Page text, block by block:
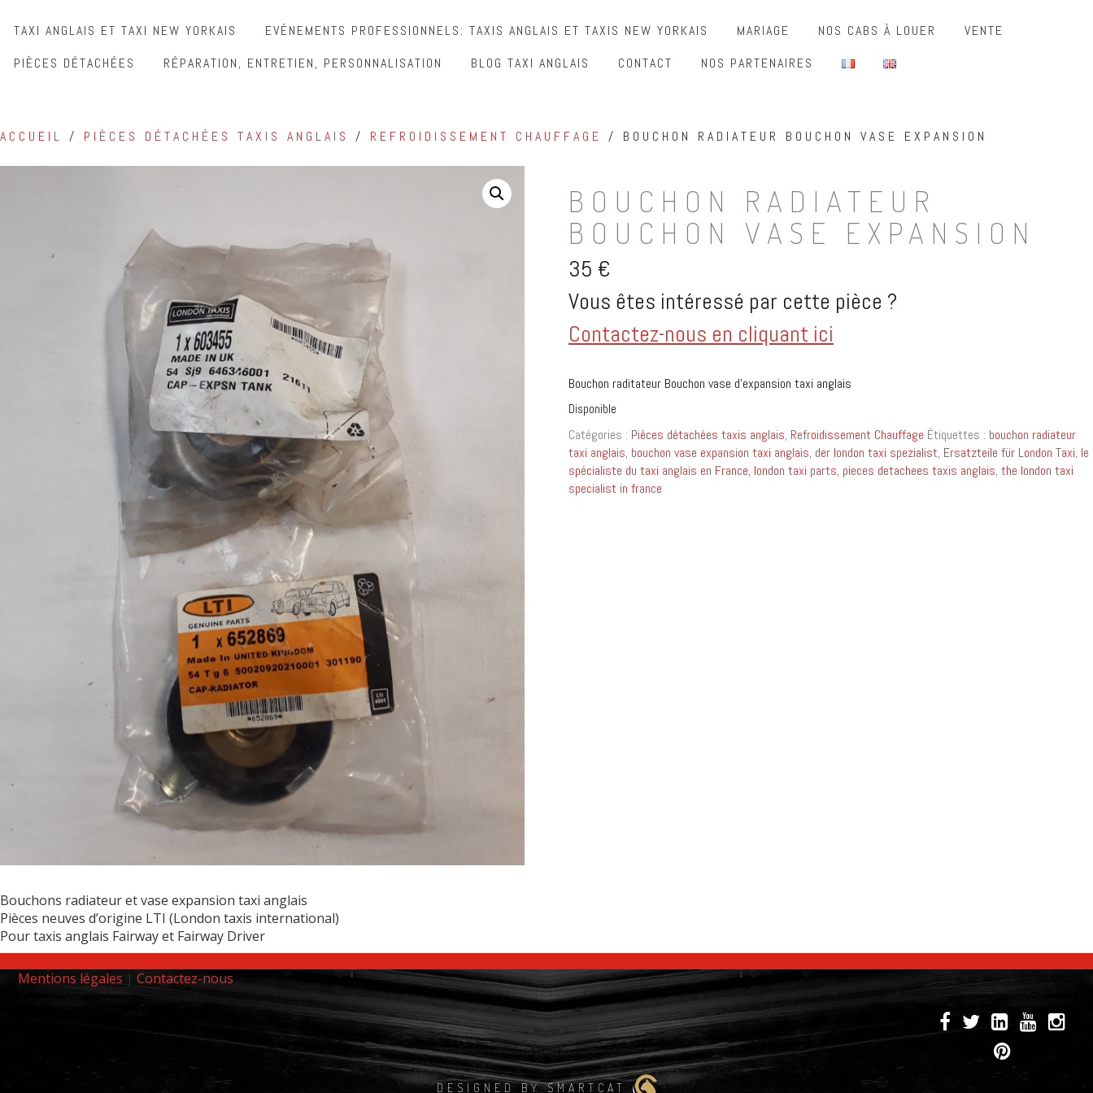
TAXI ANGLAIS ET TAXI NEW YORKAIS EVÉNEMENTS PROFESSIONNELS: TAXIS ANGLAIS ET TAXIS NEW YORKAIS MARIAGE NOS CABS À LOUER
VENTE
PIÈCES DÉTACHÉES
RÉPARATION, ENTRETIEN, PERSONNALISATION BLOG TAXI ANGLAIS CONTACT NOS PARTENAIRES
ACCUEIL / PIÈCES DÉTACHÉES TAXIS ANGLAIS / REFROIDISSEMENT CHAUFFAGE / BOUCHON RADIATEUR BOUCHON VASE EXPANSION
BOUCHON RADIATEUR
BOUCHON VASE EXPANSION
35 €
Vous êtes intéressé par cette pièce ?
Contactez-nous en cliquant ici
Bouchon raditateur Bouchon vase d’expansion taxi anglais
Disponible
Catégories : Pièces détachées taxis anglais, Refroidissement Chauffage Étiquettes : bouchon radiateur
taxi anglais, bouchon vase expansion taxi anglais, der london taxi spezialist, Ersatzteile für London Taxi, le
spécialiste du taxi anglais en France, london taxi parts, pieces detachees taxis anglais, the london taxi
specialist in france
Bouchons radiateur et vase expansion taxi anglais
Pièces neuves d’origine LTI (London taxis international)
Pour taxis anglais Fairway et Fairway Driver
Mentions légales | Contactez-nous
DESIGNED BY SMARTCAT